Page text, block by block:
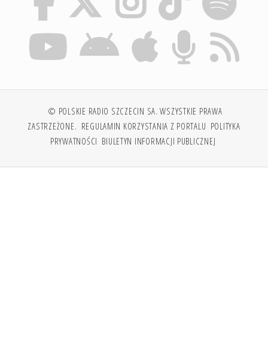
© POLSKIE RADIO SZCZECIN SA. WSZYSTKIE PRAWA
ZASTRZEŻONE. REGULAMIN KORZYSTANIA Z PORTALU POLITYKA
PRYWATNOŚCI BIULETYN INFORMACJI PUBLICZNEJ